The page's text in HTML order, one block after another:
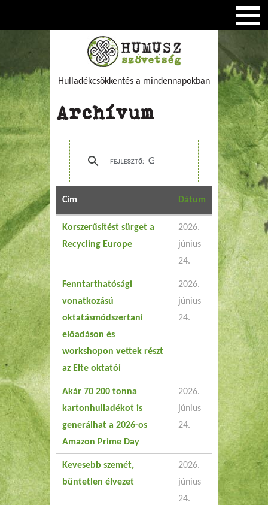
Hulladékcsökkentés a mindennapokban
Archívum
Cím Dátum
Korszerűsítést sürget a
Recycling Europe
2026.
június
24.
Fenntarthatósági
vonatkozású
oktatásmódszertani
előadáson és
workshopon vettek részt
az Elte oktatói
2026.
június
24.
Akár 70 200 tonna
kartonhulladékot is
generálhat a 2026-os
Amazon Prime Day
2026.
június
24.
Kevesebb szemét,
büntetlen élvezet
2026.
június
24.